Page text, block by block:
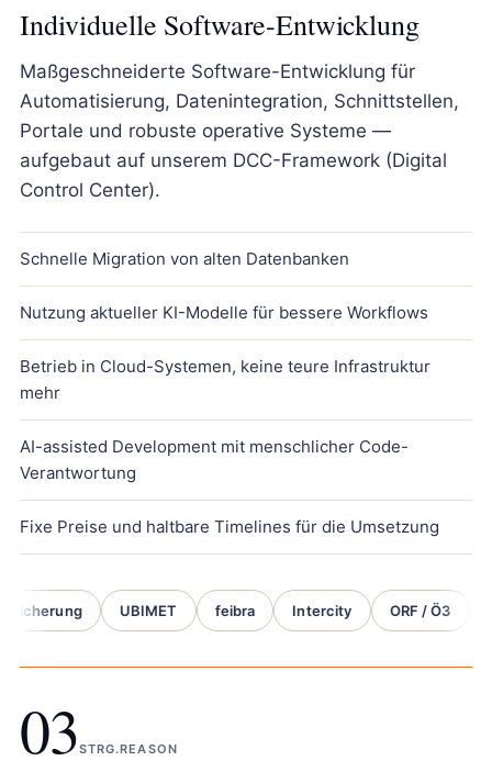
Individuelle Software-Entwicklung
Maßgeschneiderte Software-Entwicklung für
Automatisierung, Datenintegration, Schnittstellen,
Portale und robuste operative Systeme —
aufgebaut auf unserem DCC-Framework (Digital
Control Center).
Schnelle Migration von alten Datenbanken
Nutzung aktueller KI-Modelle für bessere Workflows
Betrieb in Cloud-Systemen, keine teure Infrastruktur
mehr
AI-assisted Development mit menschlicher Code-
Verantwortung
Fixe Preise und haltbare Timelines für die Umsetzung
UBIMET feibra Intercity ORF / Ö3
03STRG.REASON